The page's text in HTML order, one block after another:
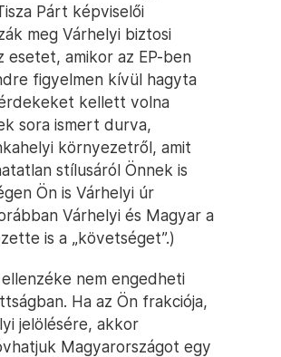
Párt képviselői
meg Várhelyi biztosi
amikor az EP-ben
figyelmen kívül hagyta
kellett volna
sora ismert durva,
környezetről, amit
stílusáról Önnek is
Ön is Várhelyi úr
Várhelyi és Magyar a
is a „követséget”.)
nem engedheti
Ha az Ön frakciója,
jelölésére, akkor
Magyarországot egy